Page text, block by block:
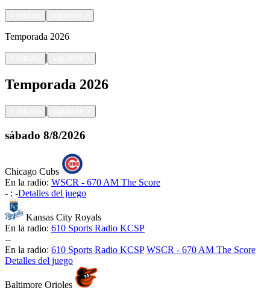
Temporada 2026
|
Temporada 2026
|
sábado 8/8/2026
Chicago Cubs
En la radio: WSCR - 670 AM The Score
- : -Detalles del juego
Kansas City Royals
En la radio: 610 Sports Radio KCSP
--
En la radio: 610 Sports Radio KCSP WSCR - 670 AM The Score
Detalles del juego
Baltimore Orioles